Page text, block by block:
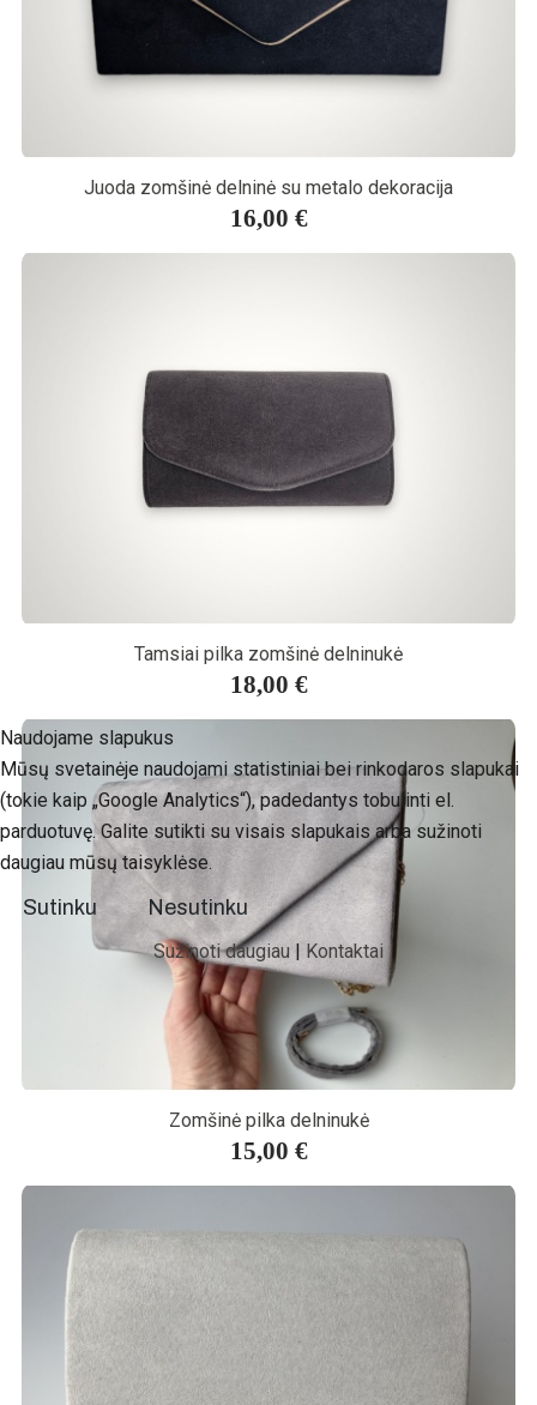
Juoda zomšinė delninė su metalo dekoracija
16,00 €
Tamsiai pilka zomšinė delninukė
18,00 €
Zomšinė pilka delninukė
15,00 €
Naudojame slapukus
Mūsų svetainėje naudojami statistiniai bei rinkodaros slapukai
(tokie kaip „Google Analytics“), padedantys tobulinti el.
parduotuvę. Galite sutikti su visais slapukais arba sužinoti
daugiau mūsų taisyklėse.
Sutinku Nesutinku
Sužinoti daugiau | Kontaktai